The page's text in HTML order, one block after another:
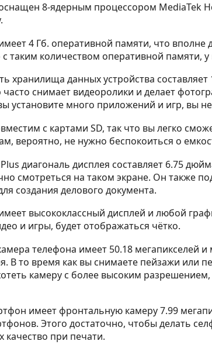
8-ядерным процессором MediaTek
4 Гб. оперативной памяти, что вполне
с таким количеством оперативной памяти, у
хранилища данных устройства
часто снимает видеоролики и делает
установите много приложений и игр, вы не
с картами SD, так что вы легко
вероятно, не нужно беспокоиться о
диагональ дисплея составляет 6.75
смотреться на таком экране. Он также
создания делового документа.
высококлассный дисплей и любой
и игры, будет отображаться чётко.
телефона имеет 50.18 мегапикселей
В то время как вы снимаете пейзажи или
камеру с более высоким
имеет фронтальную камеру 7.99
Этого достаточно, чтобы делать
качество при печати.